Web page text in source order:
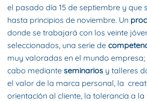
el pasado día 15 de septiembre y que
hasta principios de noviembre. Un
donde se trabajará con los veinte
seleccionados, una serie de
muy valoradas en el mundo
cabo mediante seminarios y talleres
el valor de la marca personal, la
orientación al cliente, la tolerancia a